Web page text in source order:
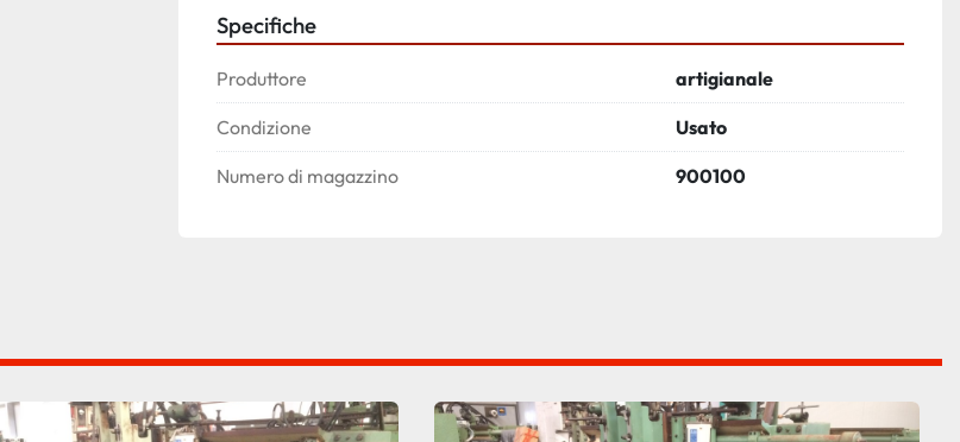
Specifiche
Produttore artigianale
Condizione Usato
Numero di magazzino 900100